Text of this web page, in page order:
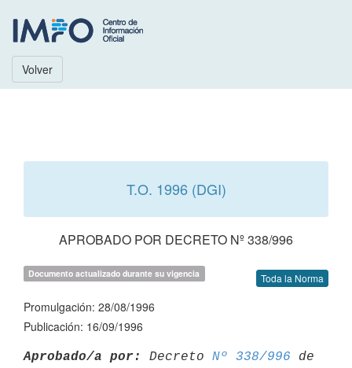
Volver
T.O. 1996 (DGI)
APROBADO POR DECRETO Nº 338/996
Documento actualizado durante su vigencia Toda la Norma
Promulgación: 28/08/1996
Publicación: 16/09/1996
Aprobado/a por: Decreto Nº 338/996 de